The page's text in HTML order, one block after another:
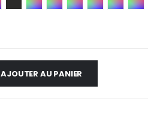
AJOUTER AU PANIER